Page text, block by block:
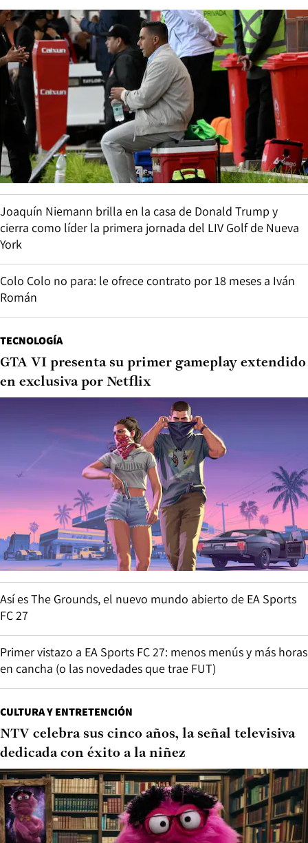
Joaquín Niemann brilla en la casa de Donald Trump y
cierra como líder la primera jornada del LIV Golf de Nueva
York
Colo Colo no para: le ofrece contrato por 18 meses a Iván
Román
TECNOLOGÍA
GTA VI presenta su primer gameplay extendido
en exclusiva por Netflix
Así es The Grounds, el nuevo mundo abierto de EA Sports
FC 27
Primer vistazo a EA Sports FC 27: menos menús y más horas
en cancha (o las novedades que trae FUT)
CULTURA Y ENTRETENCIÓN
NTV celebra sus cinco años, la señal televisiva
dedicada con éxito a la niñez